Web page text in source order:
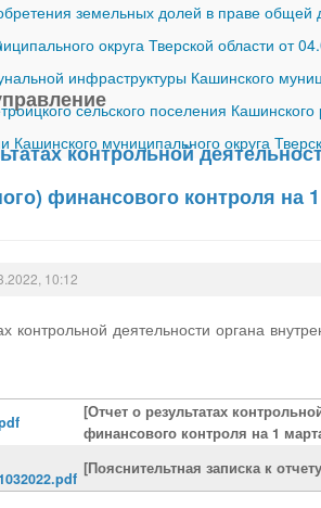
земельных долей в праве общей
округа Тверской области от
инфраструктуры Кашинского
сельского поселения
муниципального округа
контрольной
финансового контроля на
10:12
контрольной деятельности органа
[Отчет о результатах
финансового контроля на 1
[Пояснительтная записка к